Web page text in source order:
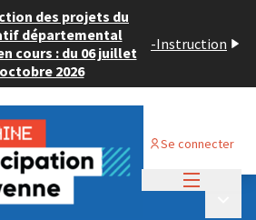
des projets du
départemental
cours : du 06 juillet
2026
-Instruction
Se connecter
2024
déposés